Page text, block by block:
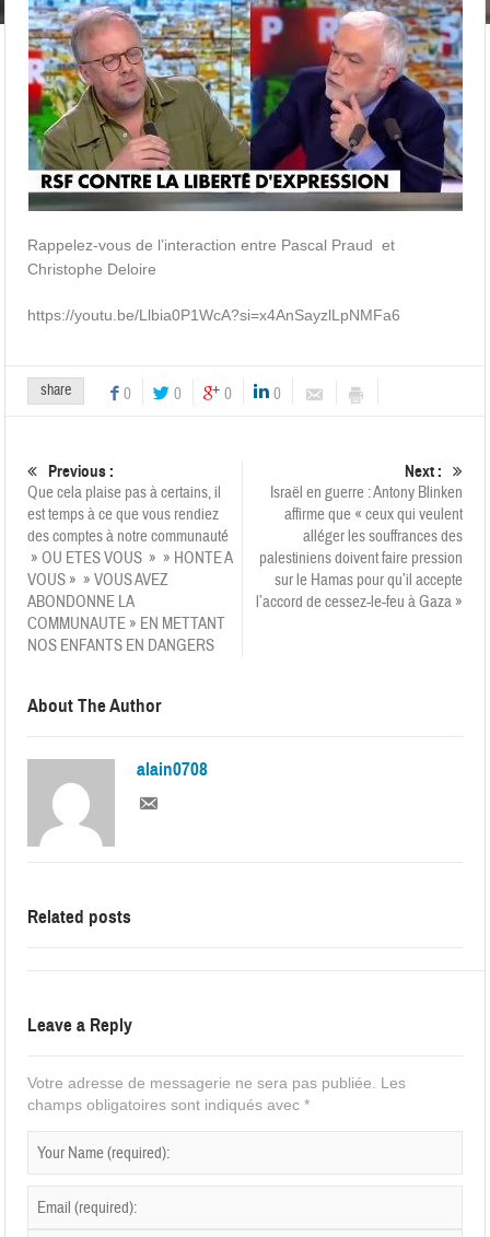
Rappelez-vous de l’interaction entre Pascal Praud et
Christophe Deloire
https://youtu.be/Llbia0P1WcA?si=x4AnSayzlLpNMFa6
share 0 0 0 0
Previous :
Que cela plaise pas à certains, il
est temps à ce que vous rendiez
des comptes à notre communauté
» OU ETES VOUS » » HONTE A
VOUS » » VOUS AVEZ
ABONDONNE LA
COMMUNAUTE » EN METTANT
NOS ENFANTS EN DANGERS
Next :
Israël en guerre : Antony Blinken
affirme que « ceux qui veulent
alléger les souffrances des
palestiniens doivent faire pression
sur le Hamas pour qu’il accepte
l’accord de cessez-le-feu à Gaza »
About The Author
alain0708
Related posts
Leave a Reply
Votre adresse de messagerie ne sera pas publiée.
Les
champs obligatoires sont indiqués avec*